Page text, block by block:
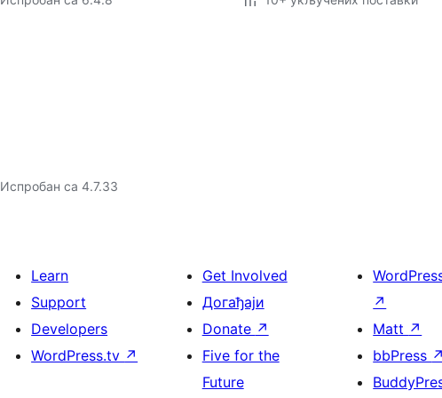
Испробан са 4.7.33
Learn
Support
Developers
WordPress.tv ↗
Get Involved
Догађаји
Donate ↗
Five for the
Future
↗
Matt ↗
bbPress ↗